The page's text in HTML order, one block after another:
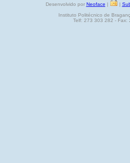
Desenvolvido por Neoface | |
Instituto Politécnico de
Telf: 273 303 282 - Fax: